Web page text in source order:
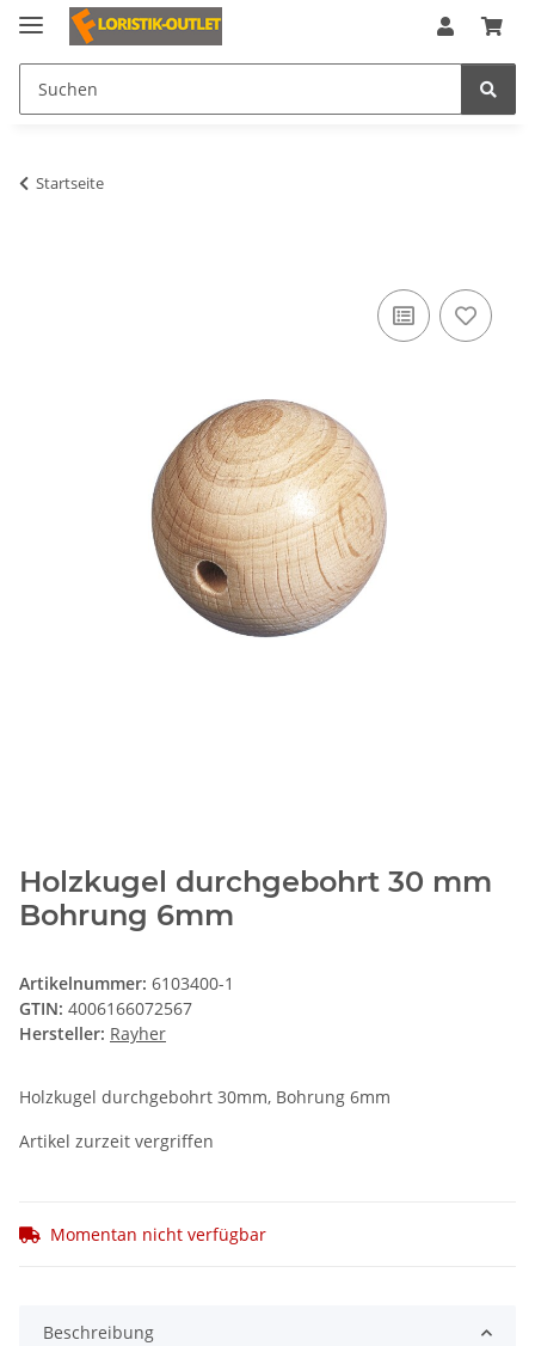
Startseite
Holzkugel durchgebohrt 30 mm
Bohrung 6mm
Artikelnummer: 6103400-1
GTIN: 4006166072567
Hersteller: Rayher
Holzkugel durchgebohrt 30mm, Bohrung 6mm
Artikel zurzeit vergriffen
Momentan nicht verfügbar
Beschreibung